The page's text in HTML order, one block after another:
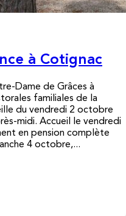
à Cotignac
Dame de Grâces à
familiales de la
du vendredi 2 octobre
midi. Accueil le vendredi
en pension complète
4 octobre,...